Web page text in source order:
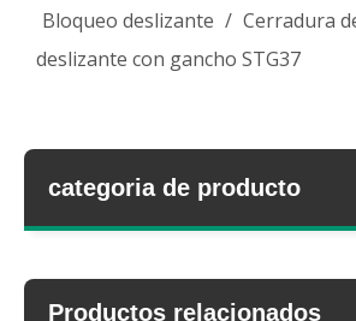
Bloqueo deslizante / Cerradura
deslizante con gancho STG37
categoria de producto
Productos relacionados